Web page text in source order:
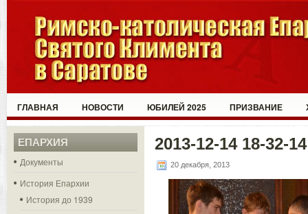
ГЛАВНАЯ НОВОСТИ ЮБИЛЕЙ 2025 ПРИЗВАНИЕ
ЕПАРХИЯ
Документы
История Епархии
История до 1939
2013-12-14 18-32-14
20 декабря, 2013